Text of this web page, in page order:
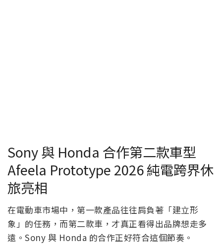
Sony 與 Honda 合作第二款車型
Afeela Prototype 2026 純電跨界休
旅亮相
在電動車市場中，第一款產品往往肩負著「建立形
象」的任務，而第二款車，才真正看得出品牌想走多
遠。Sony 與 Honda 的合作正好符合這個節奏。